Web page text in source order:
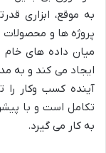
به موقع، ابزاری
پروژه ها و محصولات
میان داده های خام
ایجاد می کند و به
آینده کسب وکار را
تکامل است و با
به کار می گیرد.